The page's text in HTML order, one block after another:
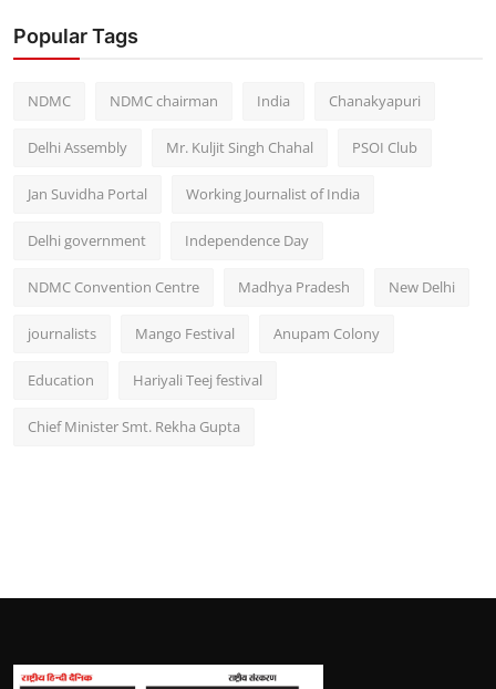
Popular Tags
NDMC NDMC chairman India Chanakyapuri
Delhi Assembly Mr. Kuljit Singh Chahal PSOI Club
Jan Suvidha Portal Working Journalist of India
Delhi government Independence Day
NDMC Convention Centre Madhya Pradesh New Delhi
journalists Mango Festival Anupam Colony
Education Hariyali Teej festival
Chief Minister Smt. Rekha Gupta